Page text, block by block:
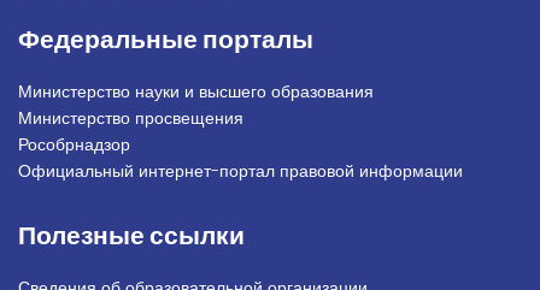
Федеральные порталы
Министерство науки и высшего образования
Министерство просвещения
Рособрнадзор
Официальный интернет-портал правовой информации
Полезные ссылки